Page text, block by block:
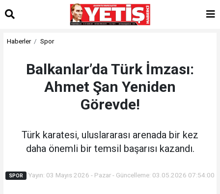
Haberler Spor
Balkanlar’da Türk İmzası:
Ahmet Şan Yeniden
Görevde!
Türk karatesi, uluslararası arenada bir kez
daha önemli bir temsil başarısı kazandı.
SPOR Yayın: 03 Mayıs 2026 - Pazar - Güncelleme: 03.05.2026 07:54:00